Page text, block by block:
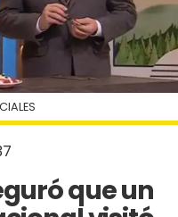
que un